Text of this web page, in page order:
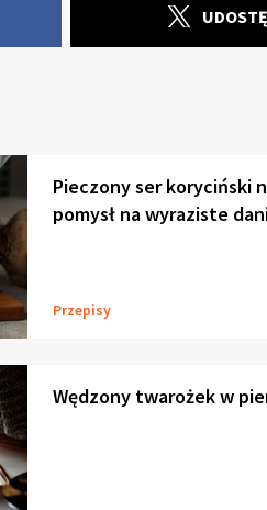
Pieczony ser koryciński
pomysł na wyraziste
Przepisy
Wędzony twarożek w